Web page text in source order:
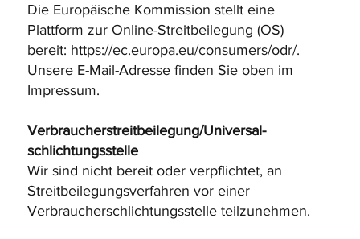
Die Europäische Kommission stellt eine
Plattform zur Online-Streitbeilegung (OS)
bereit: https://ec.europa.eu/consumers/odr/.
Unsere E-Mail-Adresse finden Sie oben im
Impressum.
Verbraucher­streit­beilegung/Universal­
schlichtungs­stelle
Wir sind nicht bereit oder verpflichtet, an
Streitbeilegungsverfahren vor einer
Verbraucherschlichtungsstelle teilzunehmen.